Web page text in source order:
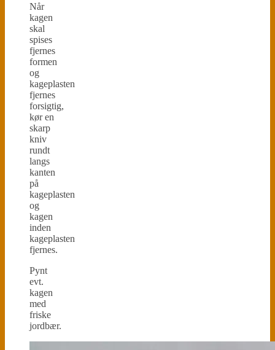
Når
kagen
skal
spises
fjernes
formen
og
kageplasten
fjernes
forsigtig,
kør en
skarp
kniv
rundt
langs
kanten
på
kageplasten
og
kagen
inden
kageplasten
fjernes.
Pynt
evt.
kagen
med
friske
jordbær.